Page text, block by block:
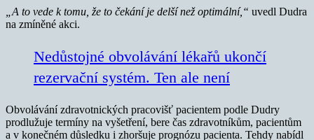
„A to vede k tomu, že to čekání je delší než optimální,“ uvedl Dudra
na zmíněné akci.
Nedůstojné obvolávání lékařů ukončí
rezervační systém. Ten ale není
Obvolávání zdravotnických pracovišť pacientem podle Dudry
prodlužuje termíny na vyšetření, bere čas zdravotníkům, pacientům
a v konečném důsledku i zhoršuje prognózu pacienta. Tehdy nabídl